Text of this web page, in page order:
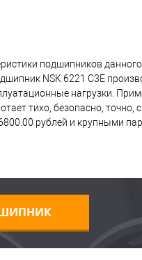
подшипников
NSK 6221 C3E
нагрузки.
тихо, безопасно, точно, с
рублей и крупными